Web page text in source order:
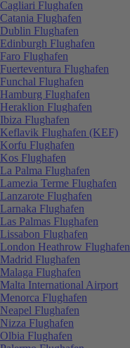
Cagliari Flughafen
Catania Flughafen
Dublin Flughafen
Edinburgh Flughafen
Faro Flughafen
Fuerteventura Flughafen
Funchal Flughafen
Hamburg Flughafen
Heraklion Flughafen
Ibiza Flughafen
Keflavik Flughafen (KEF)
Korfu Flughafen
Kos Flughafen
La Palma Flughafen
Lamezia Terme Flughafen
Lanzarote Flughafen
Larnaka Flughafen
Las Palmas Flughafen
Lissabon Flughafen
London Heathrow Flughafen
Madrid Flughafen
Malaga Flughafen
Malta International Airport
Menorca Flughafen
Neapel Flughafen
Nizza Flughafen
Olbia Flughafen